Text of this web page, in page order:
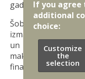
gada sākumā.
Šobrīd plānotās
izmaksas tiek
un pilnvērtīgākas
maksājuma
finanšu un
If you agree
additional
choice:
Customize
the
selection